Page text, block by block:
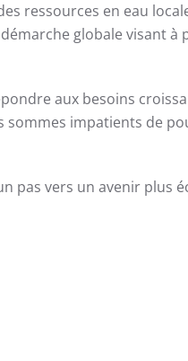
ressources en eau
globale visant
aux besoins
impatients de
pas vers un avenir plus